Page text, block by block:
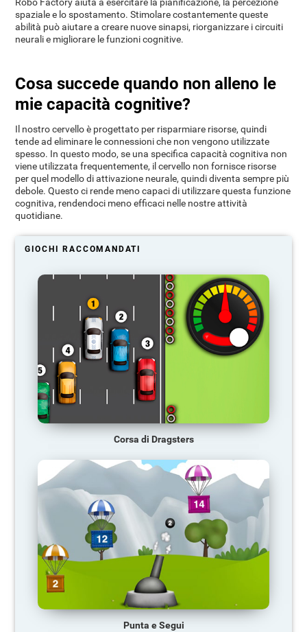
spaziale e lo spostamento. Stimolare costantemente queste
abilità può aiutare a creare nuove sinapsi, riorganizzare i circuiti
neurali e migliorare le funzioni cognitive.
Cosa succede quando non alleno le
mie capacità cognitive?
Il nostro cervello è progettato per risparmiare risorse, quindi
tende ad eliminare le connessioni che non vengono utilizzate
spesso. In questo modo, se una specifica capacità cognitiva non
viene utilizzata frequentemente, il cervello non fornisce risorse
per quel modello di attivazione neurale, quindi diventa sempre più
debole. Questo ci rende meno capaci di utilizzare questa funzione
cognitiva, rendendoci meno efficaci nelle nostre attività
quotidiane.
GIOCHI RACCOMANDATI
Corsa di Dragsters
Punta e Segui